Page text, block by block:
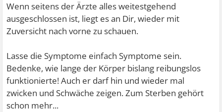
Wenn seitens der Ärzte alles weitestgehend
ausgeschlossen ist, liegt es an Dir, wieder mit
Zuversicht nach vorne zu schauen.
Lasse die Symptome einfach Symptome sein.
Bedenke, wie lange der Körper bislang reibungslos
funktionierte! Auch er darf hin und wieder mal
zwicken und Schwäche zeigen. Zum Sterben gehört
schon mehr...